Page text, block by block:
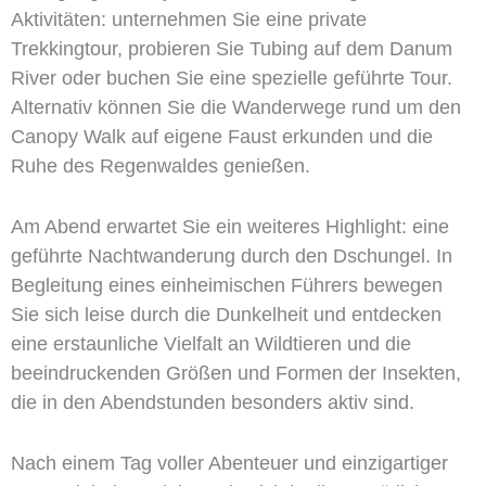
Aktivitäten: unternehmen Sie eine private
Trekkingtour, probieren Sie Tubing auf dem Danum
River oder buchen Sie eine spezielle geführte Tour.
Alternativ können Sie die Wanderwege rund um den
Canopy Walk auf eigene Faust erkunden und die
Ruhe des Regenwaldes genießen.
Am Abend erwartet Sie ein weiteres Highlight: eine
geführte Nachtwanderung durch den Dschungel. In
Begleitung eines einheimischen Führers bewegen
Sie sich leise durch die Dunkelheit und entdecken
eine erstaunliche Vielfalt an Wildtieren und die
beeindruckenden Größen und Formen der Insekten,
die in den Abendstunden besonders aktiv sind.
Nach einem Tag voller Abenteuer und einzigartiger